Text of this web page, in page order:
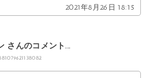
2021年8月26日 18:15
さんのコメント...